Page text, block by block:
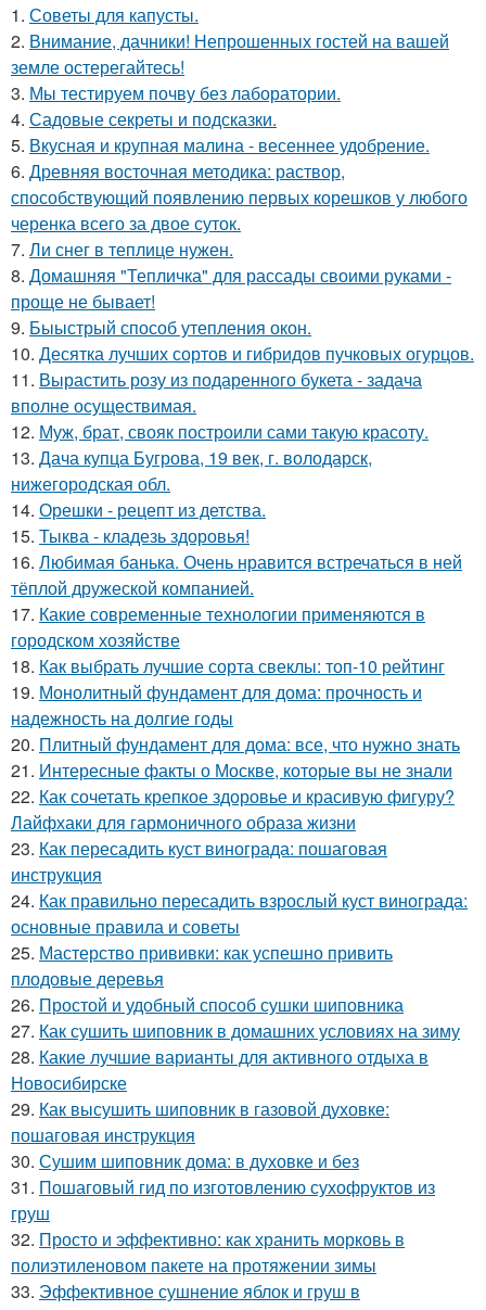
1. Советы для капусты.
2. Внимание, дачники! Непрошенных гостей на вашей
земле остерегайтесь!
3. Мы тестируем почву без лаборатории.
4. Садовые секреты и подсказки.
5. Вкусная и крупная малина - весеннее удобрение.
6. Древняя восточная методика: раствор,
способствующий появлению первых корешков у любого
черенка всего за двое суток.
7. Ли снег в теплице нужен.
8. Домашняя "Тепличка" для рассады своими руками -
проще не бывает!
9. Быыстрый способ утепления окон.
10. Десятка лучших сортов и гибридов пучковых огурцов.
11. Вырастить розу из подаренного букета - задача
вполне осуществимая.
12. Муж, брат, свояк построили сами такую красоту.
13. Дача купца Бугрова, 19 век, г. володарск,
нижегородская обл.
14. Орешки - рецепт из детства.
15. Тыква - кладезь здоровья!
16. Любимая банька. Очень нравится встречаться в ней
тёплой дружеской компанией.
17. Какие современные технологии применяются в
городском хозяйстве
18. Как выбрать лучшие сорта свеклы: топ-10 рейтинг
19. Монолитный фундамент для дома: прочность и
надежность на долгие годы
20. Плитный фундамент для дома: все, что нужно знать
21. Интересные факты о Москве, которые вы не знали
22. Как сочетать крепкое здоровье и красивую фигуру?
Лайфхаки для гармоничного образа жизни
23. Как пересадить куст винограда: пошаговая
инструкция
24. Как правильно пересадить взрослый куст винограда:
основные правила и советы
25. Мастерство прививки: как успешно привить
плодовые деревья
26. Простой и удобный способ сушки шиповника
27. Как сушить шиповник в домашних условиях на зиму
28. Какие лучшие варианты для активного отдыха в
Новосибирске
29. Как высушить шиповник в газовой духовке:
пошаговая инструкция
30. Сушим шиповник дома: в духовке и без
31. Пошаговый гид по изготовлению сухофруктов из
груш
32. Просто и эффективно: как хранить морковь в
полиэтиленовом пакете на протяжении зимы
33. Эффективное сушнение яблок и груш в